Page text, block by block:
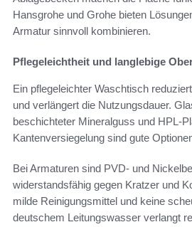
Hansgrohe und Grohe bieten
Armatur sinnvoll kombinieren.
Pflegeleichtheit und langlebige
Ein pflegeleichter Waschtisch
und verlängert die Nutzungsdauer.
beschichteter Mineralguss und HPL-
Kantenversiegelung sind gute
Bei Armaturen sind PVD- und
widerstandsfähig gegen Kratzer und
milde Reinigungsmittel und keine
deutschem Leitungswasser verlangt